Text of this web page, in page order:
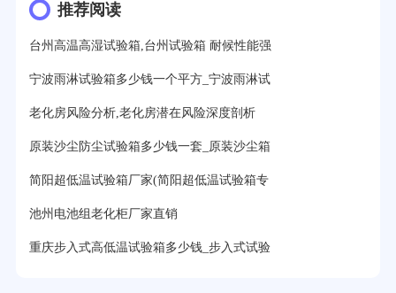
推荐阅读
台州高温高湿试验箱,台州试验箱 耐候性能强
宁波雨淋试验箱多少钱一个平方_宁波雨淋试
老化房风险分析,老化房潜在风险深度剖析
原装沙尘防尘试验箱多少钱一套_原装沙尘箱
简阳超低温试验箱厂家(简阳超低温试验箱专
池州电池组老化柜厂家直销
重庆步入式高低温试验箱多少钱_步入式试验